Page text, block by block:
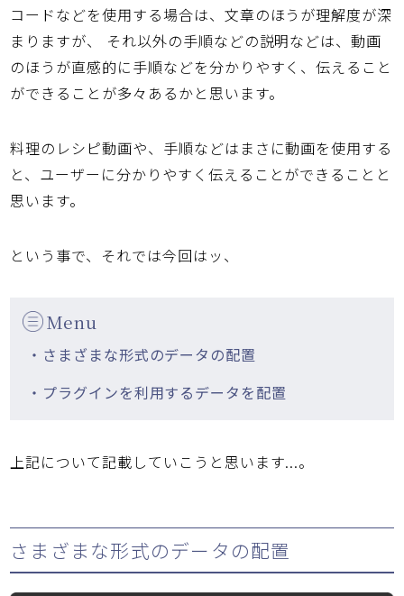
コードなどを使用する場合は、文章のほうが理解度が深
まりますが、 それ以外の手順などの説明などは、動画
のほうが直感的に手順などを分かりやすく、伝えること
ができることが多々あるかと思います。
料理のレシピ動画や、手順などはまさに動画を使用する
と、ユーザーに分かりやすく伝えることができることと
思います。
という事で、それでは今回はッ、
Menu
・さまざまな形式のデータの配置
・プラグインを利用するデータを配置
上記について記載していこうと思います...。
さまざまな形式のデータの配置